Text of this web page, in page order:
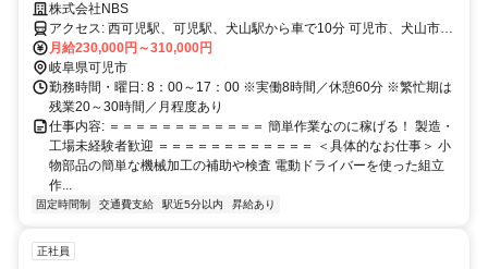
株式会社NBS
アクセス: 西可児駅、可児駅、犬山駅から車で10分 可児市、犬山市か
らも通いやすい ※マイカー通勤可能（無料駐車場完備）
月給230,000円～310,000円
岐阜県可児市
勤務時間・曜日: 8：00～17：00 ※実働8時間／休憩60分 ※繁忙期は
残業20～30時間／月程度あり
仕事内容: ＝＝＝＝＝＝＝＝＝＝＝＝ 簡単作業なのに稼げる！ 製造・
工場未経験者歓迎 ＝＝＝＝＝＝＝＝＝＝＝＝ ＜具体的なお仕事＞ 小
物部品の簡単な機械加工の補助や検査 電動ドライバーを使った組立
作...
固定時間制 交通費支給 駅近5分以内 昇給あり
正社員